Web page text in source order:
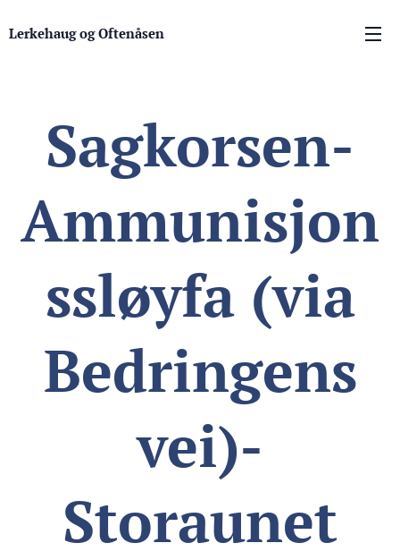
Lerkehaug og Oftenåsen
Sagkorsen-
Ammunisjon
ssløyfa (via
Bedringens
vei)-
Storaunet